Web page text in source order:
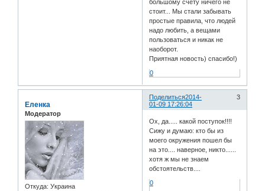
большому счету ничего не
стоит... Мы стали забывать
простые правила, что людей
надо любить, а вещами
пользоваться и никак не
наоборот.
Приятная новость) спасибо!)
0
Поделиться 3
2014-
01-09 17:26:04
Еленка
Модератор
Откуда: Украина
Ох, да..... какой поступок!!!!
Сижу и думаю: кто бы из
моего окружения пошел бы
на это.... наверное, никто......
хотя ж мы не знаем
обстоятельств....
0